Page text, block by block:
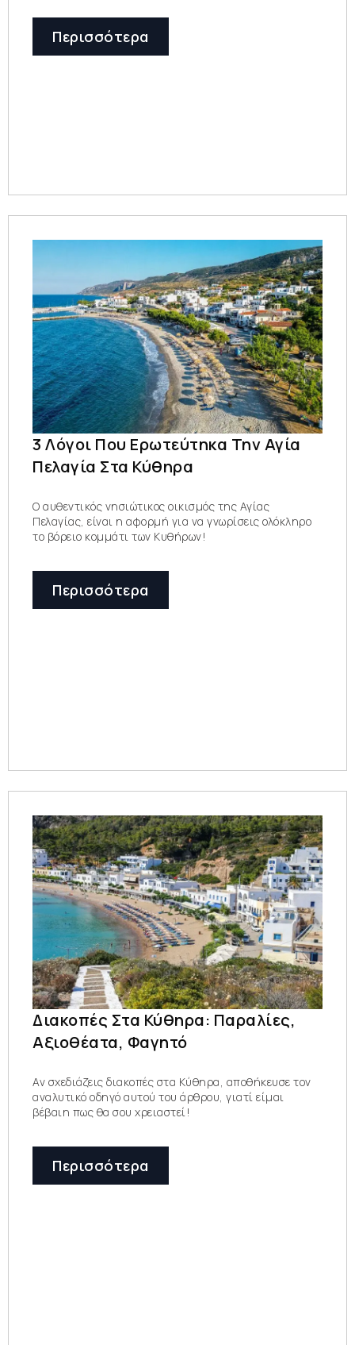
Περισσότερα
3 Λόγοι Που Ερωτεύτηκα Την Αγία
Πελαγία Στα Κύθηρα
Ο αυθεντικός νησιώτικος οικισμός της Αγίας
Πελαγίας, είναι η αφορμή για να γνωρίσεις ολόκληρο
το βόρειο κομμάτι των Κυθήρων!
Περισσότερα
Διακοπές Στα Κύθηρα: Παραλίες,
Αξιοθέατα, Φαγητό
Αν σχεδιάζεις διακοπές στα Κύθηρα, αποθήκευσε τον
αναλυτικό οδηγό αυτού του άρθρου, γιατί είμαι
βέβαιη πως θα σου χρειαστεί!
Περισσότερα